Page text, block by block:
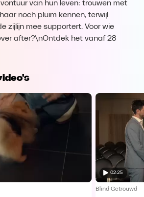
van hun leven: trouwen met
noch pluim kennen, terwijl
zijlijn mee supportert. Voor wie
after?\nOntdek het vanaf 28
02:25
Blind Getrouwd